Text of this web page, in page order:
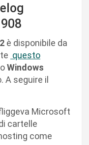
è disponibile da
questo
Windows
A seguire il
Microsoft
cartelle
come